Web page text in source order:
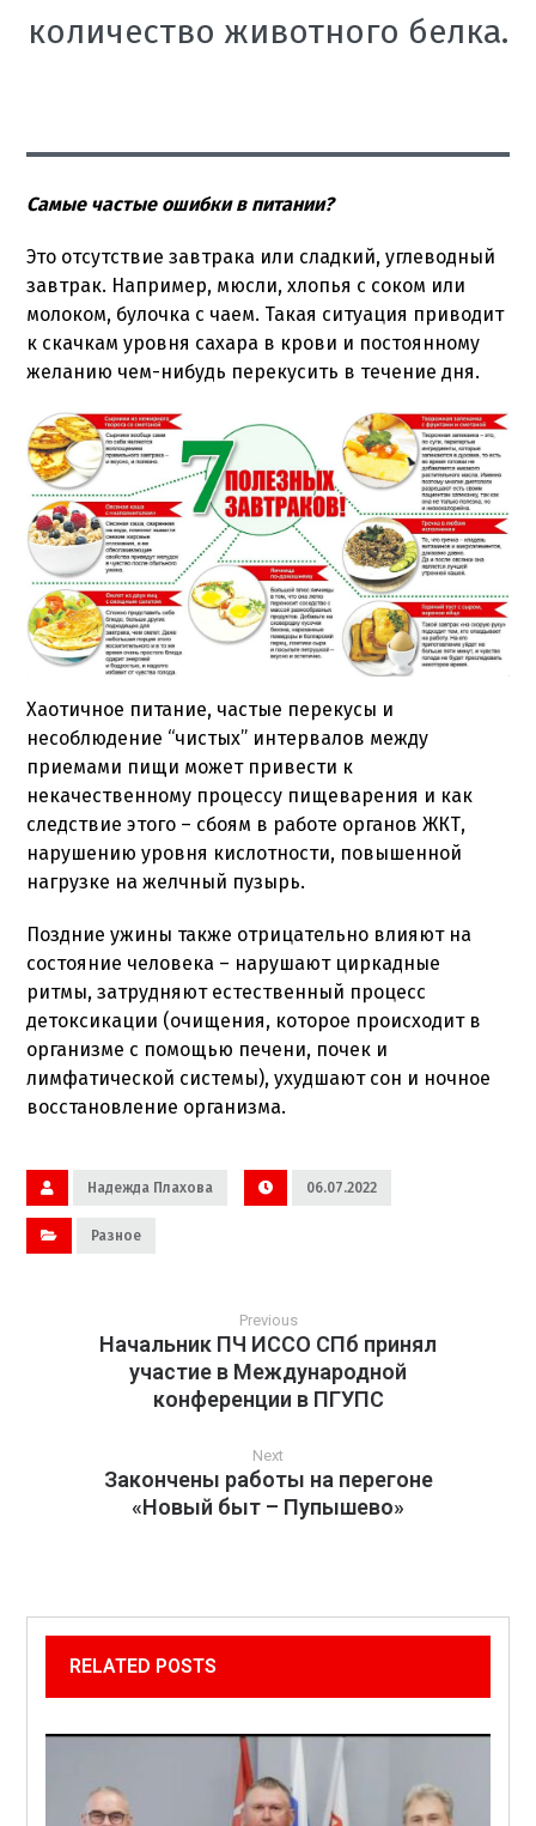
количество животного белка.
Самые частые ошибки в питании?
Это отсутствие завтрака или сладкий, углеводный
завтрак. Например, мюсли, хлопья с соком или
молоком, булочка с чаем. Такая ситуация приводит
к скачкам уровня сахара в крови и постоянному
желанию чем-нибудь перекусить в течение дня.
Хаотичное питание, частые перекусы и
несоблюдение “чистых” интервалов между
приемами пищи может привести к
некачественному процессу пищеварения и как
следствие этого – сбоям в работе органов ЖКТ,
нарушению уровня кислотности, повышенной
нагрузке на желчный пузырь.
Поздние ужины также отрицательно влияют на
состояние человека – нарушают циркадные
ритмы, затрудняют естественный процесс
детоксикации (очищения, которое происходит в
организме с помощью печени, почек и
лимфатической системы), ухудшают сон и ночное
восстановление организма.
Надежда Плахова 06.07.2022
Разное
Previous
Начальник ПЧ ИССО СПб принял
участие в Международной
конференции в ПГУПС
Next
Закончены работы на перегоне
«Новый быт – Пупышево»
RELATED POSTS